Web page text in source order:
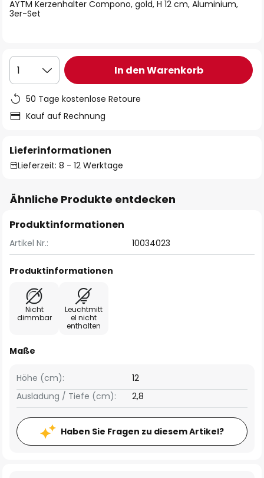
AYTM Kerzenhalter Compono, gold, H 12 cm, Aluminium,
3er-Set
1 In den Warenkorb
50 Tage kostenlose Retoure
Kauf auf Rechnung
Lieferinformationen
Lieferzeit: 8 - 12 Werktage
Ähnliche Produkte entdecken
Produktinformationen
Artikel Nr.: 10034023
Produktinformationen
Nicht
dimmbar
Leuchtmitt
el nicht
enthalten
Maße
Höhe (cm):
12
Ausladung / Tiefe (cm):
2,8
Haben Sie Fragen zu diesem Artikel?